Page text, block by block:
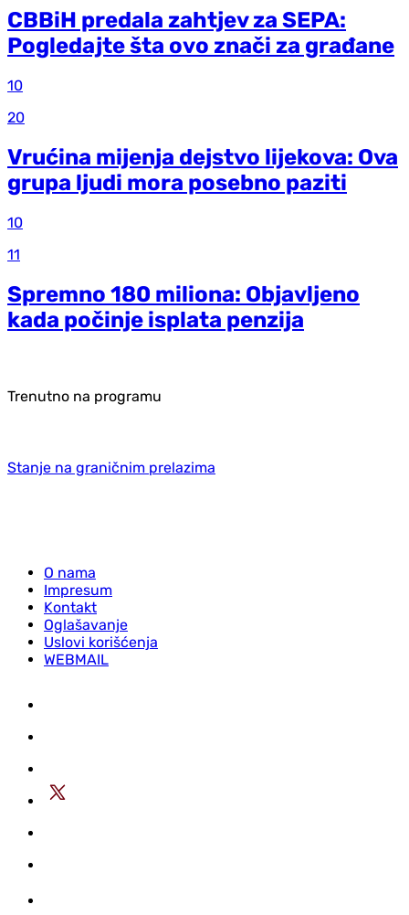
CBBiH predala zahtjev za SEPA:
Pogledajte šta ovo znači za građane
10
20
Vrućina mijenja dejstvo lijekova: Ova
grupa ljudi mora posebno paziti
10
11
Spremno 180 miliona: Objavljeno
kada počinje isplata penzija
Trenutno na programu
Stanje na graničnim prelazima
O nama
Impresum
Kontakt
Oglašavanje
Uslovi korišćenja
WEBMAIL